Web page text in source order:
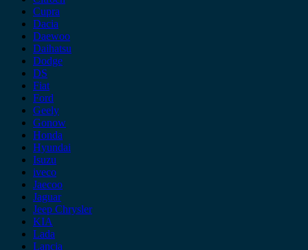
Cupra
Dacia
Daewoo
Daihatsu
Dodge
DS
Fiat
Ford
Geely
Gonow
Honda
Hyundai
Isuzu
iveco
Jaecoo
Jaguar
Jeep Chrysler
KIA
Lada
Lancia